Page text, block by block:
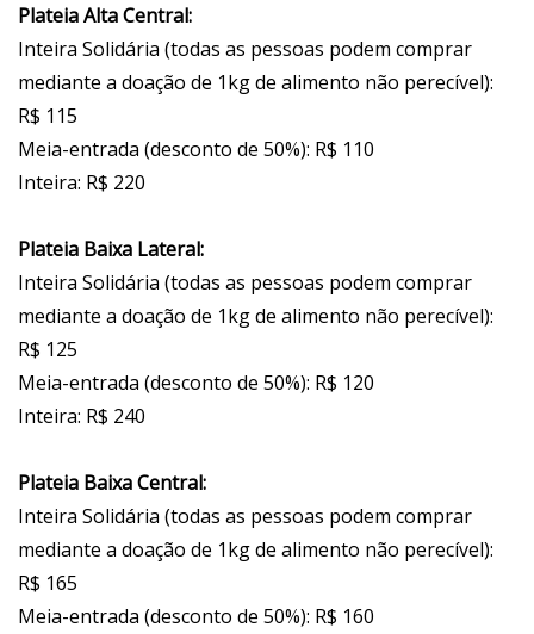
Plateia Alta Central:
Inteira Solidária (todas as pessoas podem comprar
mediante a doação de 1kg de alimento não perecível):
R$ 115
Meia-entrada (desconto de 50%): R$ 110
Inteira: R$ 220
Plateia Baixa Lateral:
Inteira Solidária (todas as pessoas podem comprar
mediante a doação de 1kg de alimento não perecível):
R$ 125
Meia-entrada (desconto de 50%): R$ 120
Inteira: R$ 240
Plateia Baixa Central:
Inteira Solidária (todas as pessoas podem comprar
mediante a doação de 1kg de alimento não perecível):
R$ 165
Meia-entrada (desconto de 50%): R$ 160